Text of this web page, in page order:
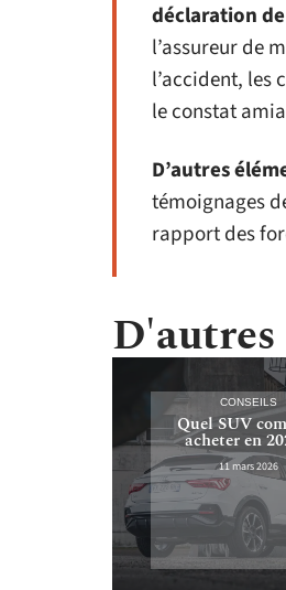
déclaration
l’assureur de
l’accident, les
le constat
D’autres
témoignages
rapport des
CONSEILS
Quel SUV
acheter en
11 mars 2026